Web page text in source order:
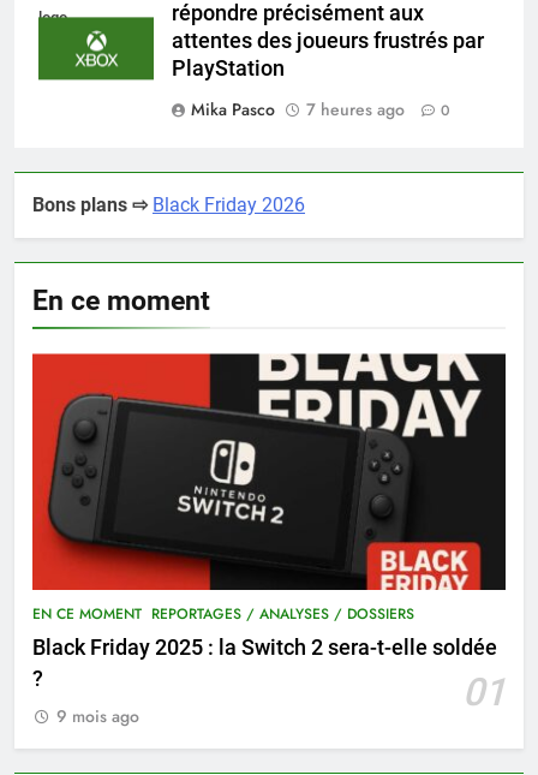
logo
répondre précisément aux
attentes des joueurs frustrés par
PlayStation
Mika Pasco
7 heures ago 0
Bons plans ⇨ Black Friday 2026
En ce moment
EN CE MOMENT REPORTAGES / ANALYSES / DOSSIERS
Black Friday 2025 : la Switch 2 sera-t-elle soldée
?
01
9 mois ago